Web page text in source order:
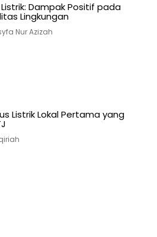
Dampak Positif pada
Lingkungan
Nur Azizah
Listrik Lokal Pertama yang